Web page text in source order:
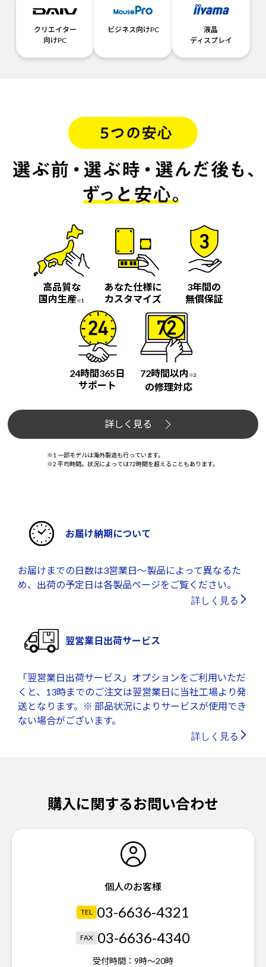
クリエイター
向けPC
ビジネス向けPC
液晶
ディスプレイ
高品質な
国内生産※1
あなた仕様に
カスタマイズ
3年間の
無償保証
24時間365日
サポート
72時間以内 ※2
の修理対応
詳しく見る
※1 一部モデルは海外製造も行っています。
※2 平均時間。状況によっては72時間を超えることもあります。
お届け納期について
お届けまでの日数は3営業日～製品によって異なるた
め、出荷の予定日は各製品ページをご覧ください。
詳しく見る
翌営業日出荷サービス
「翌営業日出荷サービス」オプションをご利用いただ
くと、13時までのご注文は翌営業日に当社工場より発
送となります。※ 部品状況によりサービスが使用でき
ない場合がございます。
詳しく見る
購入に関するお問い合わせ
個人のお客様
TEL 03-6636-4321
FAX 03-6636-4340
受付時間： 9時～20時